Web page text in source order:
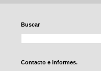
Buscar
Contacto e informes.